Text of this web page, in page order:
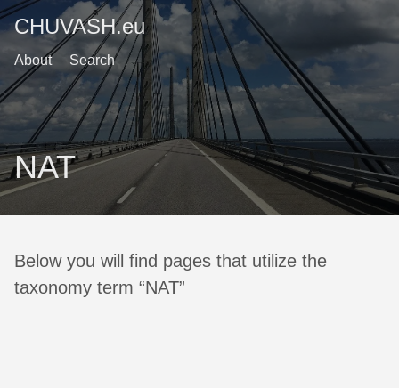
CHUVASH.eu
About Search
NAT
Below you will find pages that utilize the
taxonomy term “NAT”